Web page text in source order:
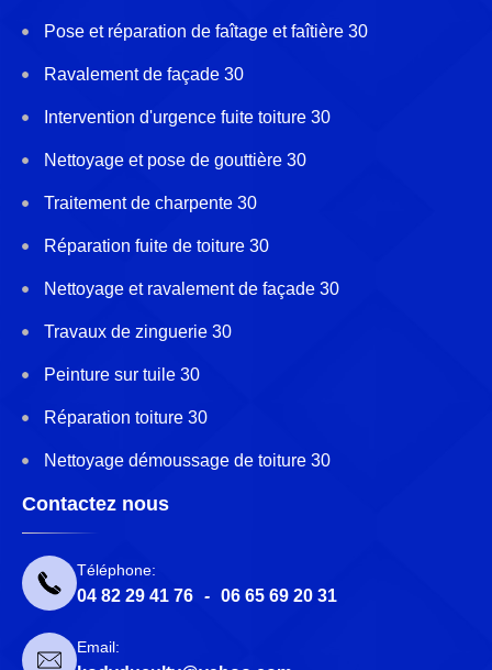
Pose et réparation de faîtage et faîtière 30
Ravalement de façade 30
Intervention d'urgence fuite toiture 30
Nettoyage et pose de gouttière 30
Traitement de charpente 30
Réparation fuite de toiture 30
Nettoyage et ravalement de façade 30
Travaux de zinguerie 30
Peinture sur tuile 30
Réparation toiture 30
Nettoyage démoussage de toiture 30
Contactez nous
Téléphone:
04 82 29 41 76 - 06 65 69 20 31
Email: